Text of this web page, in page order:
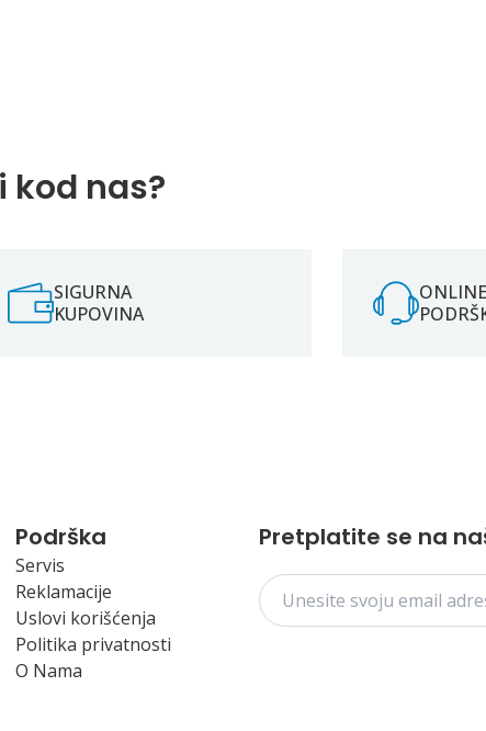
kod nas?
SIGURNA
KUPOVINA
ONLINE
Podrška
Servis
Reklamacije
Uslovi korišćenja
Politika privatnosti
O Nama
Pretplatite se na